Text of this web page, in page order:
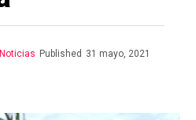
Published 31 mayo, 2021